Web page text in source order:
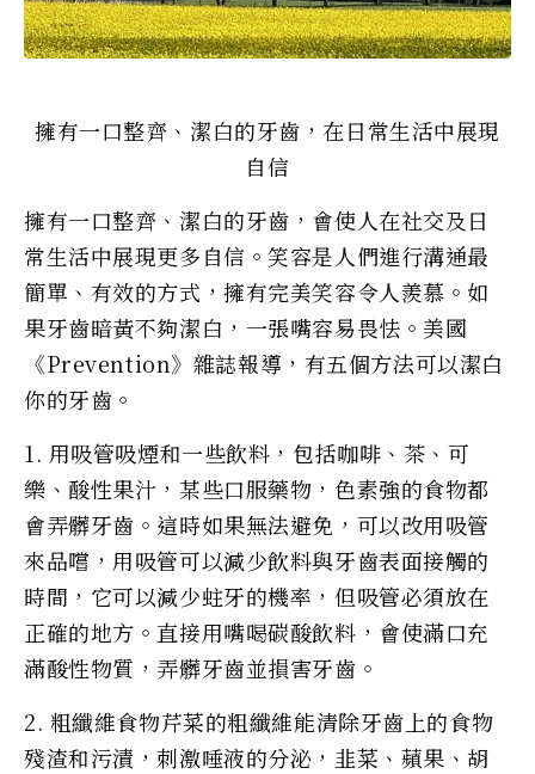
擁有一口整齊、潔白的牙齒，在日常生活中展現
自信
擁有一口整齊、潔白的牙齒，會使人在社交及日
常生活中展現更多自信。笑容是人們進行溝通最
簡單、有效的方式，擁有完美笑容令人羨慕。如
果牙齒暗黃不夠潔白，一張嘴容易畏怯。美國
《Prevention》雜誌報導，有五個方法可以潔白
你的牙齒。
1. 用吸管吸煙和一些飲料，包括咖啡、茶、可
樂、酸性果汁，某些口服藥物，色素強的食物都
會弄髒牙齒。這時如果無法避免，可以改用吸管
來品嚐，用吸管可以減少飲料與牙齒表面接觸的
時間，它可以減少蛀牙的機率，但吸管必須放在
正確的地方。直接用嘴喝碳酸飲料，會使滿口充
滿酸性物質，弄髒牙齒並損害牙齒。
2. 粗纖維食物芹菜的粗纖維能清除牙齒上的食物
殘渣和污漬，刺激唾液的分泌，韭菜、蘋果、胡